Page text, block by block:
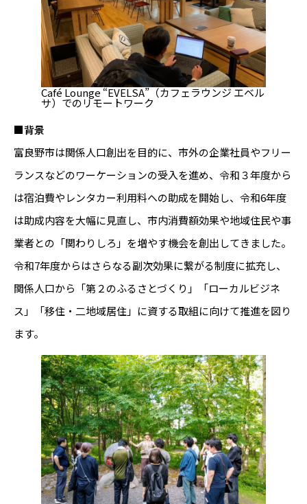
Café Lounge “EVELSA”（カフェラウンジ エベル
サ）でのリモートワーク
■背景
富良野市は関係人口創出を目的に、市外の企業社員やフリー
ランスなどのワーケーションの受入を進め、令和３年度から
は宿泊費やレンタカー利用料への助成を開始し、令和6年度
は助成内容を大幅に見直し、市内消費額効果や地域住民や事
業者との「関わりしろ」を増やす機会を創出してきました。
令和7年度からはさらなる副次効果に繋がる制度に拡充し、
関係人口から「第２のふるさとづくり」「ローカルビジネ
ス」「移住・二地域居住」に資する取組に向けて推進を図り
ます。